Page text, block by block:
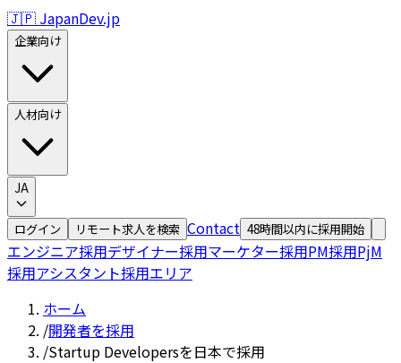
🇯🇵 JapanDev.jp
企業向け
人材向け
JA
ログイン リモート求人を検索 Contact 48時間以内に採用開始
エンジニア採用デザイナー採用マーケター採用PM採用PjM
採用アシスタント採用エリア
ホーム
/開発者を採用
/Startup Developersを日本で採用